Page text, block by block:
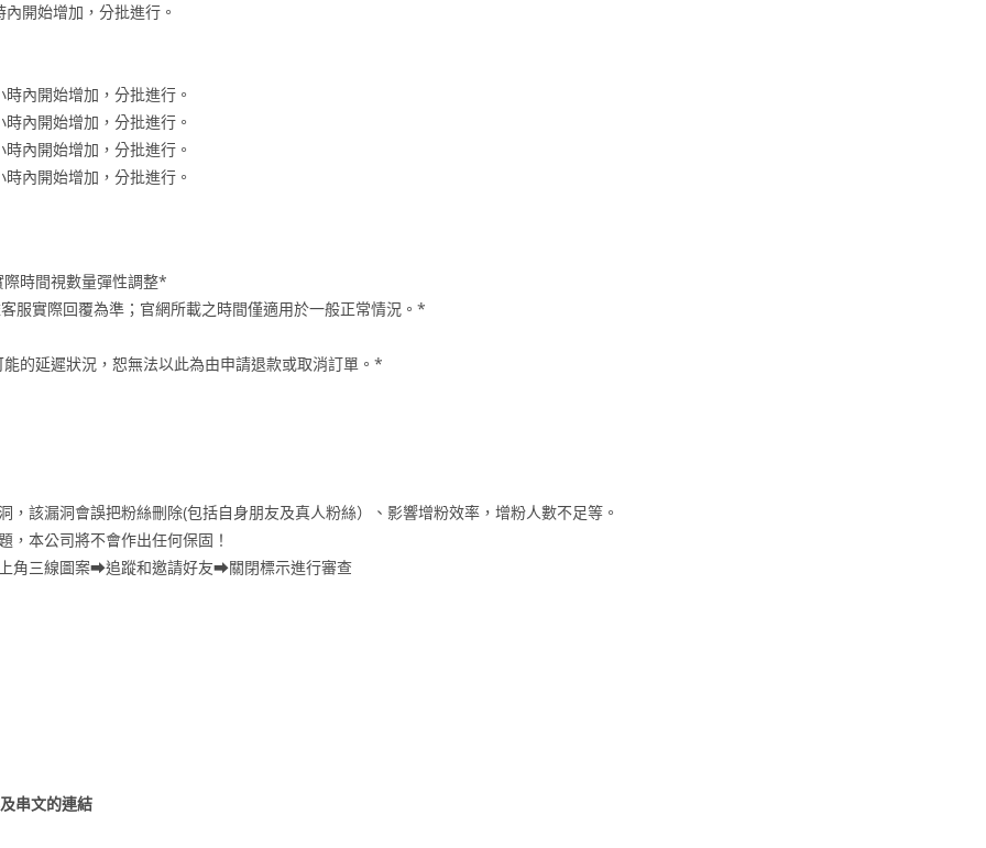
開始增加，分批進行。
內開始增加，分批進行。
內開始增加，分批進行。
內開始增加，分批進行。
內開始增加，分批進行。
時間視數量彈性調整*
服實際回覆為準；官網所載之時間僅適用於一般正常情況。*
的延遲狀況，恕無法以此為由申請退款或取消訂單。*
，該漏洞會誤把粉絲刪除(包括自身朋友及真人粉絲）、影響增粉效率，增粉人數不足等。
，本公司將不會作出任何保固！
角三線圖案⮕追蹤和邀請好友⮕關閉標示進行審查
串文的連結